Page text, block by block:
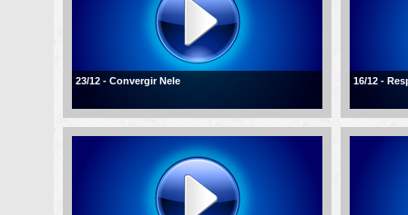
23/12 - Convergir Nele 16/12 -